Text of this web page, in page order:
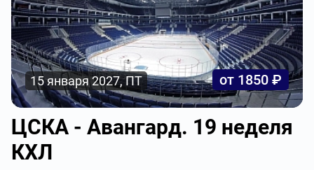
15 января 2027, ПТ от 1850 ₽
ЦСКА - Авангард. 19 неделя
КХЛ